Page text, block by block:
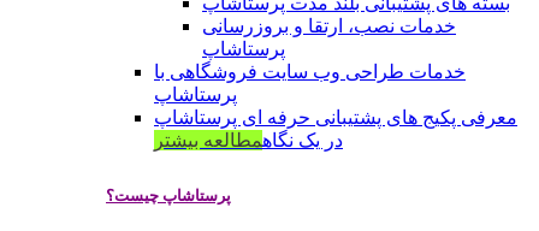
خدمات نصب، ارتقا و بروزرسانی
پرستاشاپ
خدمات طراحی وب سایت فروشگاهی با
پرستاشاپ
معرفی پکیج های پشتیبانی حرفه ای پرستاشاپ
در یک نگاهمطالعه بیشتر
پرستاشاپ چیست؟